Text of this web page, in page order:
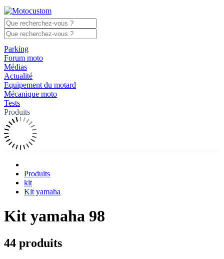
Parking
Forum moto
Médias
Actualité
Equipement du motard
Mécanique moto
Tests
Produits
Produits
kit
Kit yamaha
Kit yamaha 98
44 produits